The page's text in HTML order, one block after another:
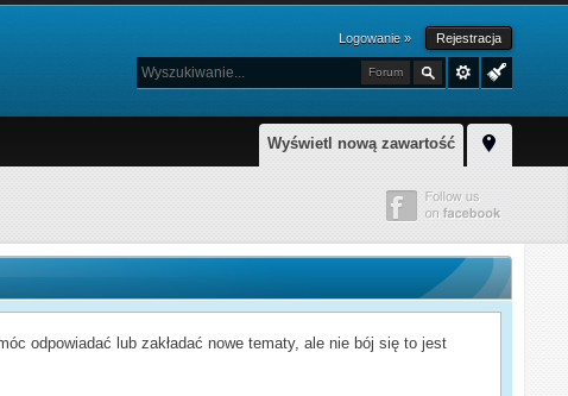
Logowanie » Rejestracja
Forum
Wyświetl nową zawartość
odpowiadać lub zakładać nowe tematy, ale nie bój się to jest